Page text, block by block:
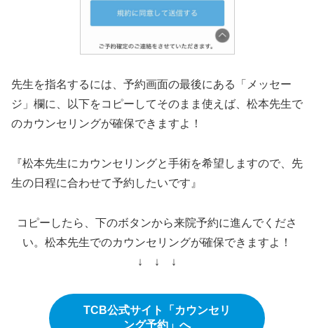
先生を指名するには、予約画面の最後にある「メッセー
ジ」欄に、以下をコピーしてそのまま使えば、松本先生で
のカウンセリングが確保できますよ！
『松本先生にカウンセリングと手術を希望しますので、先
生の日程に合わせて予約したいです』
コピーしたら、下のボタンから来院予約に進んでくださ
い。松本先生でのカウンセリングが確保できますよ！
↓ ↓ ↓
TCB公式サイト「カウンセリ
ング予約」へ